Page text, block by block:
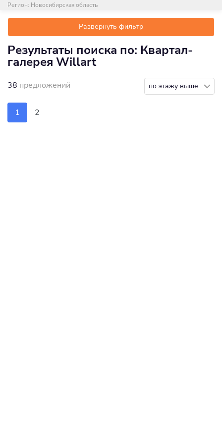
Регион: Новосибирская область
Развернуть фильтр
Результаты поиска по: Квартал-
галерея Willart
38 предложений по этажу выше
1 2